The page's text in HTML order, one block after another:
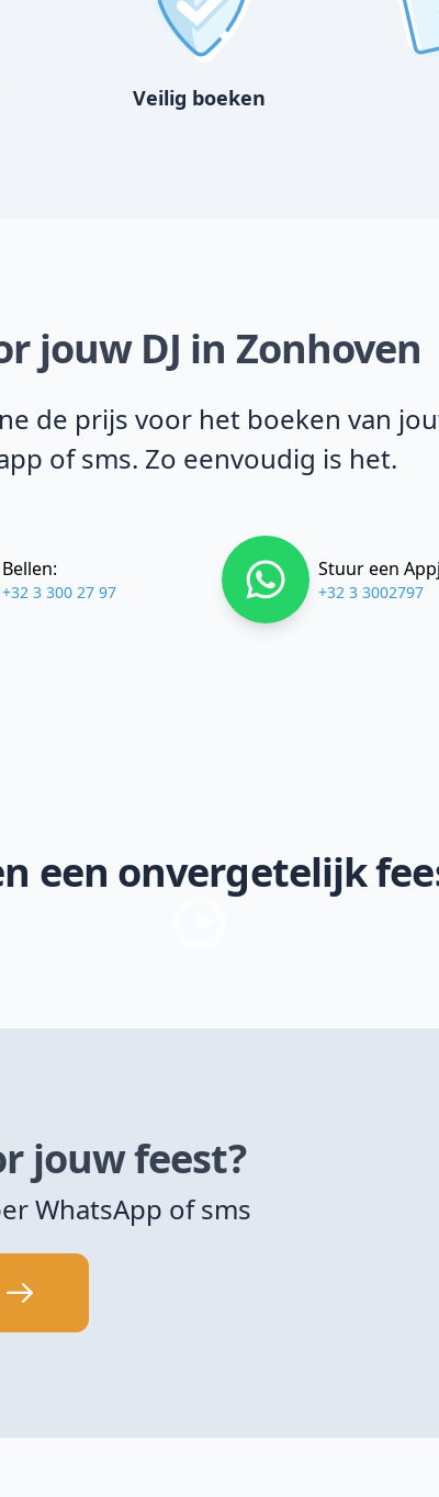
Veilig boeken
jouw DJ in Zonhoven
de prijs voor het boeken van
of sms. Zo eenvoudig is het.
Bellen:
+32 3 300 27 97
Stuur een
+32 3 3002797
een onvergetelijk
jouw feest?
WhatsApp of sms